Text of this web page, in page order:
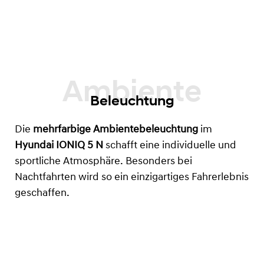
Beleuchtung
Die mehrfarbige Ambientebeleuchtung im
Hyundai IONIQ 5 N schafft eine individuelle und
sportliche Atmosphäre. Besonders bei
Nachtfahrten wird so ein einzigartiges Fahrerlebnis
geschaffen.